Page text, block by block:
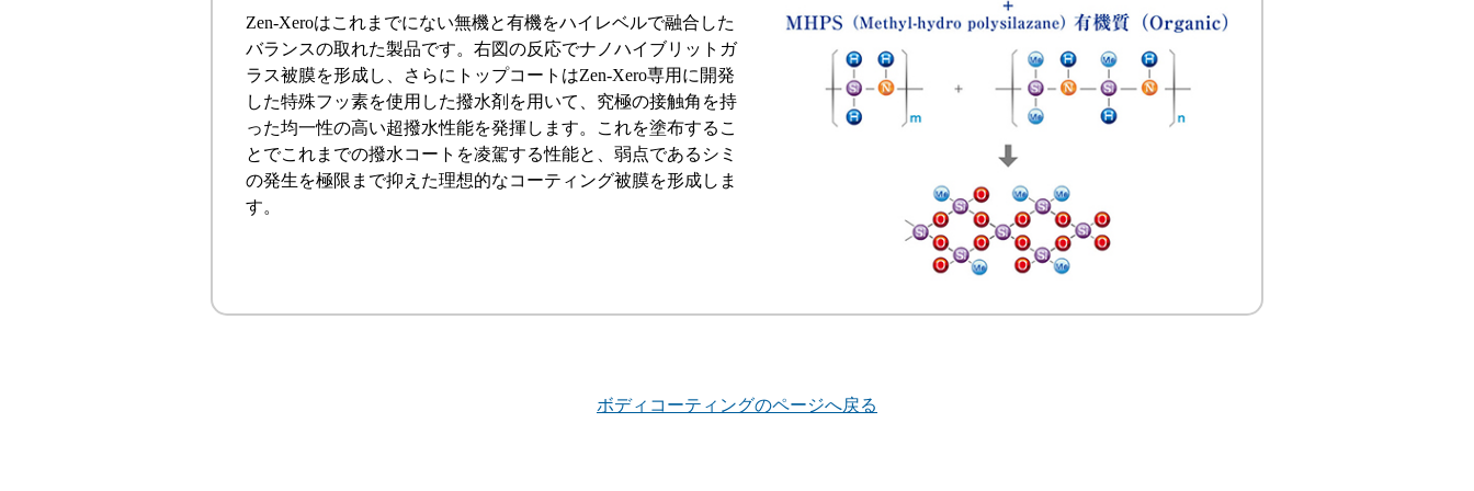
Zen-Xeroはこれまでにない無機と有機をハイレベルで融合した
バランスの取れた製品です。右図の反応でナノハイブリットガ
ラス被膜を形成し、さらにトップコートはZen-Xero専用に開発
した特殊フッ素を使用した撥水剤を用いて、究極の接触角を持
った均一性の高い超撥水性能を発揮します。これを塗布するこ
とでこれまでの撥水コートを凌駕する性能と、弱点であるシミ
の発生を極限まで抑えた理想的なコーティング被膜を形成しま
す。
ボディコーティングのページへ戻る